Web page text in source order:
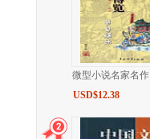
微型小说名家名作
USD$12.38